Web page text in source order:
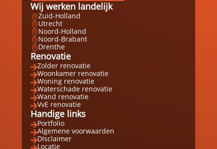
Wij werken landelijk
Zuid-Holland
Utrecht
Noord-Holland
Noord-Brabant
Drenthe
Renovatie
Zolder renovatie
Woonkamer renovatie
Woning renovatie
Waterschade renovatie
Wand renovatie
VvE renovatie
Handige links
Portfolio
Algemene voorwaarden
DIsclaimer
Locatie